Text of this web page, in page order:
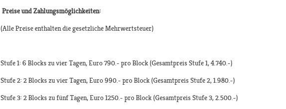
Preise und Zahlungsmöglichkeiten:
(Alle Preise enthalten die gesetzliche Mehrwertsteuer)
Stufe 1: 6 Blocks zu vier Tagen, Euro 790.- pro Block (Gesamtpreis Stufe 1, 4.740.-)
Stufe 2: 2 Blocks zu vier Tagen, Euro 990.- pro Block (Gesamtpreis Stufe 2, 1.980.-)
Stufe 3: 2 Blocks zu fünf Tagen, Euro 1250.- pro Block (Gesamtpreis Stufe 3, 2.500.-)